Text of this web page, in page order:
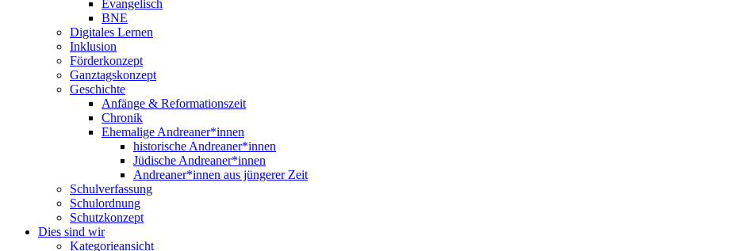
Evangelisch
BNE
Digitales Lernen
Inklusion
Förderkonzept
Ganztagskonzept
Geschichte
Anfänge & Reformationszeit
Chronik
Ehemalige Andreaner*innen
historische Andreaner*innen
Jüdische Andreaner*innen
Andreaner*innen aus jüngerer Zeit
Schulverfassung
Schulordnung
Schutzkonzept
Dies sind wir
Kategorieansicht